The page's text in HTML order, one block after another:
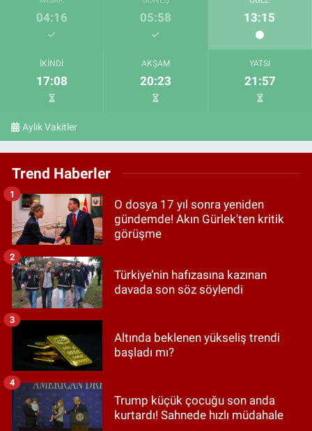
04:16 05:58 13:15
İKINDI
17:08
AKŞAM
20:23
YATSI
21:57
Aylık Vakitler
Trend Haberler
O dosya 17 yıl sonra yeniden
gündemde! Akın Gürlek'ten kritik
görüşme
1
Türkiye’nin hafızasına kazınan
davada son söz söylendi
2
Altında beklenen yükseliş trendi
başladı mı?
3
Trump küçük çocuğu son anda
kurtardı! Sahnede hızlı müdahale
4